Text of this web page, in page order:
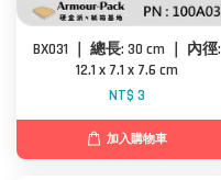
BX031 ｜ 總長: 30 cm ｜ 內徑:
12.1 x 7.1 x 7.6 cm
NT$ 3
加入購物車